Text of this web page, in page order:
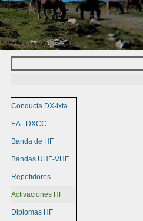
Conducta DX-ixta
EA - DXCC
Banda de HF
Bandas UHF-VHF
Repetidores
Activaciones HF
Diplomas HF